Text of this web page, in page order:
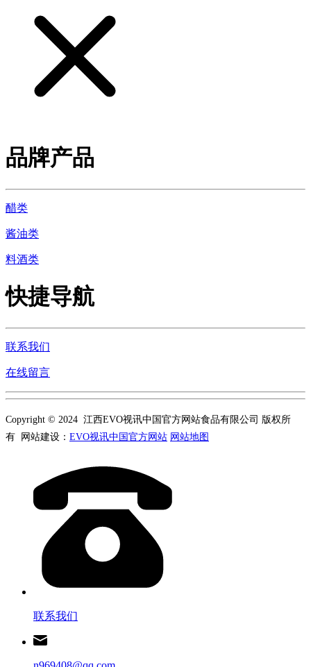
品牌产品
醋类
酱油类
料酒类
快捷导航
联系我们
在线留言
Copyright © 2024 江西EVO视讯中国官方网站食品有限公司 版权所
有 网站建设： EVO视讯中国官方网站 网站地图
联系我们